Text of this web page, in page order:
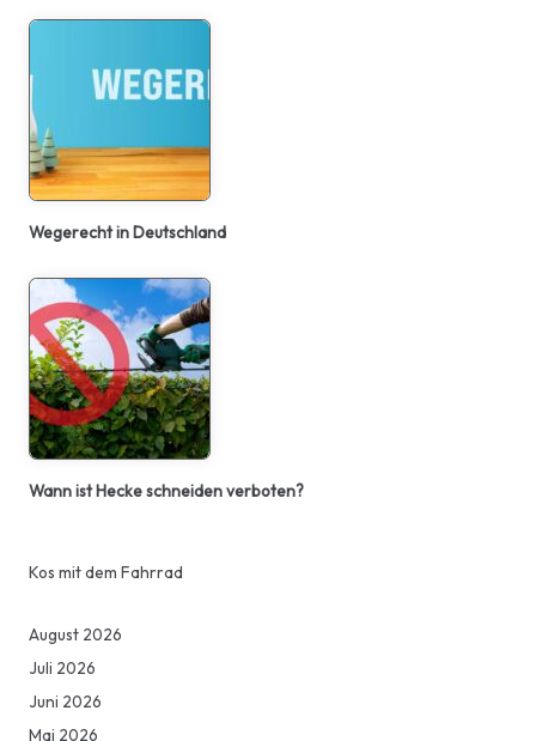
Wegerecht in Deutschland
Wann ist Hecke schneiden verboten?
Kos mit dem Fahrrad
August 2026
Juli 2026
Juni 2026
Mai 2026